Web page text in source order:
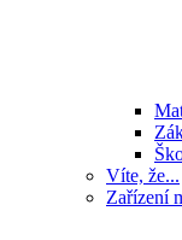
Víte, že...
Zařízení